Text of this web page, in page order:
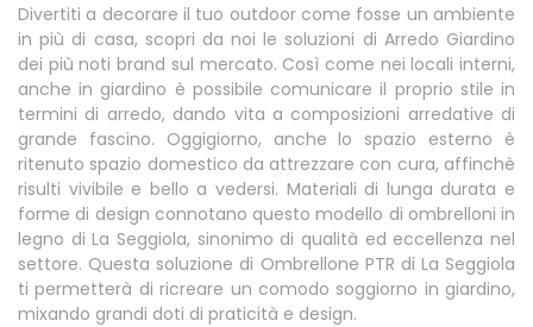
Divertiti a decorare il tuo outdoor come fosse un ambiente
in più di casa, scopri da noi le soluzioni di Arredo Giardino
dei più noti brand sul mercato. Così come nei locali interni,
anche in giardino è possibile comunicare il proprio stile in
termini di arredo, dando vita a composizioni arredative di
grande fascino. Oggigiorno, anche lo spazio esterno è
ritenuto spazio domestico da attrezzare con cura, affinchè
risulti vivibile e bello a vedersi. Materiali di lunga durata e
forme di design connotano questo modello di ombrelloni in
legno di La Seggiola, sinonimo di qualità ed eccellenza nel
settore. Questa soluzione di Ombrellone PTR di La Seggiola
ti permetterà di ricreare un comodo soggiorno in giardino,
mixando grandi doti di praticità e design.